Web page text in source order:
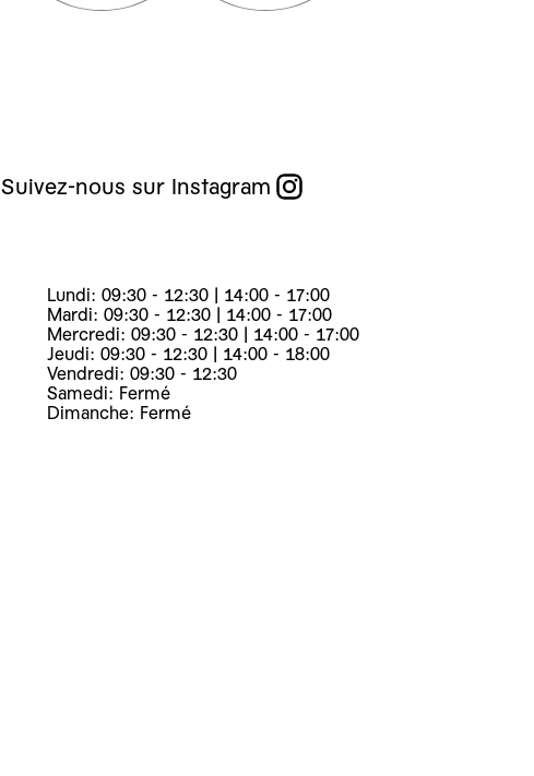
Suivez-nous sur Instagram
Lundi: 09:30 - 12:30 | 14:00 - 17:00
Mardi: 09:30 - 12:30 | 14:00 - 17:00
Mercredi: 09:30 - 12:30 | 14:00 - 17:00
Jeudi: 09:30 - 12:30 | 14:00 - 18:00
Vendredi: 09:30 - 12:30
Samedi: Fermé
Dimanche: Fermé